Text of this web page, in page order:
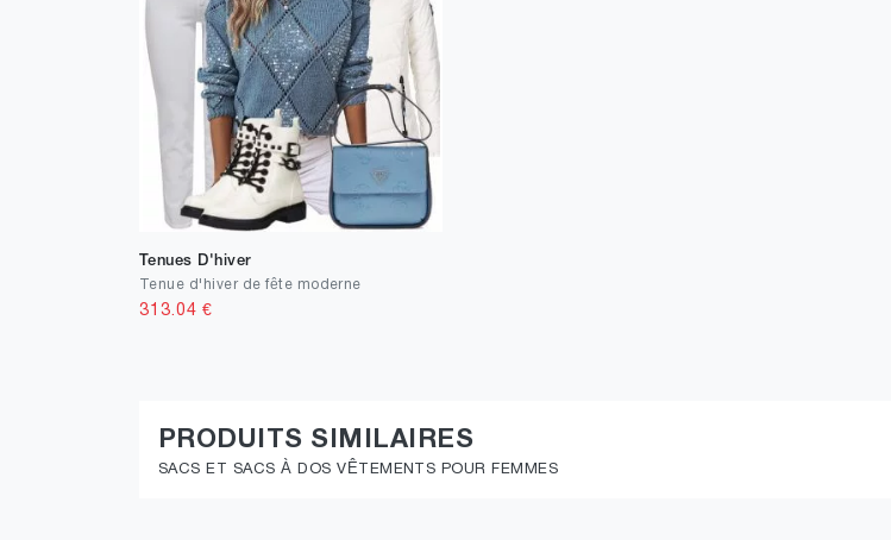
Tenues D'hiver
Tenue d'hiver de fête moderne
313.04 €
PRODUITS SIMILAIRES
SACS ET SACS À DOS VÊTEMENTS POUR FEMMES